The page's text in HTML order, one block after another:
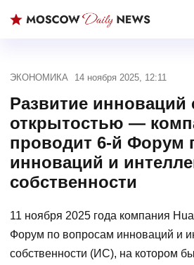
ЭКОНОМИКА 14 ноября 2025, 12:11
Развитие инноваций
открытостью —
проводит 6-й Форум
инноваций и
собственности
11 ноября 2025 года компания
Форум по вопросам инноваций и
собственности (ИС), на котором